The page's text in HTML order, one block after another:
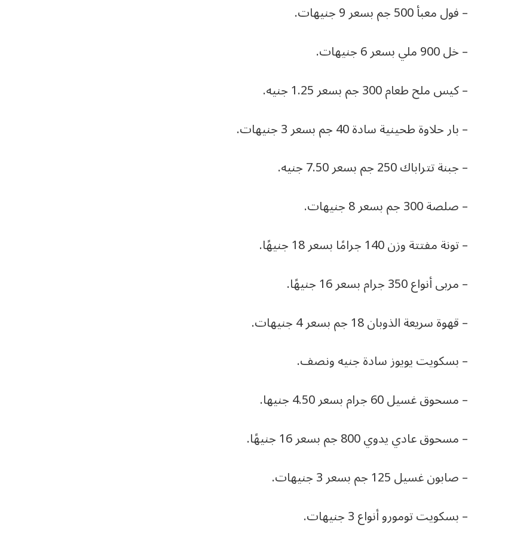
– فول معبأ 500 جم بسعر 9 جنيهات.
– خل 900 ملي بسعر 6 جنيهات.
– کیس ملح طعام 300 جم بسعر 1.25 جنيه.
– بار حلاوة طحينية سادة 40 جم بسعر 3 جنيهات.
– جبنة تتراباك 250 جم بسعر 7.50 جنيه.
– صلصة 300 جم بسعر 8 جنيهات.
– تونة مفتتة وزن 140 جرامًا بسعر 18 جنيهًا.
– مربى أنواع 350 جرام بسعر 16 جنيهًا.
– قهوة سريعة الذوبان 18 جم بسعر 4 جنيهات.
– بسكويت يويوز سادة جنيه ونصف.
– مسحوق غسيل 60 جرام بسعر 4.50 جنيها.
– مسحوق عادي يدوي 800 جم بسعر 16 جنيهًا.
– صابون غسيل 125 جم بسعر 3 جنيهات.
– بسكويت تومورو أنواع 3 جنيهات.